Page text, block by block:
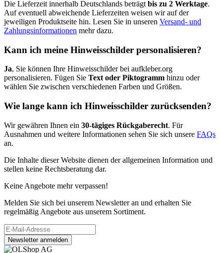
Die Lieferzeit innerhalb Deutschlands beträgt bis zu 2 Werktage.
Auf eventuell abweichende Lieferzeiten weisen wir auf der
jeweiligen Produktseite hin. Lesen Sie in unseren Versand- und
Zahlungsinformationen mehr dazu.
Kann ich meine Hinweisschilder personalisieren?
Ja, Sie können Ihre Hinweisschilder bei aufkleber.org
personalisieren. Fügen Sie Text oder Piktogramm hinzu oder
wählen Sie zwischen verschiedenen Farben und Größen.
Wie lange kann ich Hinweisschilder zurücksenden?
Wir gewähren Ihnen ein 30-tägiges Rückgaberecht. Für
Ausnahmen und weitere Informationen sehen Sie sich unsere FAQs
an.
Die Inhalte dieser Website dienen der allgemeinen Information und
stellen keine Rechtsberatung dar.
Keine Angebote mehr verpassen!
Melden Sie sich bei unserem Newsletter an und erhalten Sie
regelmäßig Angebote aus unserem Sortiment.
Newsletter anmelden